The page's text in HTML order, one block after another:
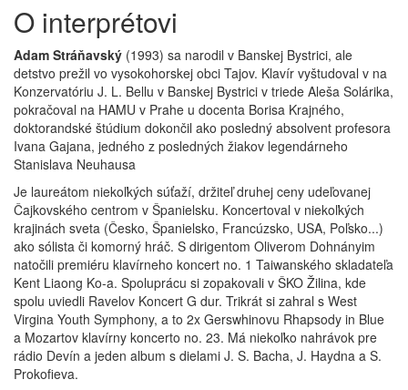
O interprétovi
Adam Stráňavský (1993) sa narodil v Banskej Bystrici, ale
detstvo prežil vo vysokohorskej obci Tajov. Klavír vyštudoval v na
Konzervatóriu J. L. Bellu v Banskej Bystrici v triede Aleša Solárika,
pokračoval na HAMU v Prahe u docenta Borisa Krajného,
doktorandské štúdium dokončil ako posledný absolvent profesora
Ivana Gajana, jedného z posledných žiakov legendárneho
Stanislava Neuhausa
Je laureátom niekoľkých súťaží, držiteľ druhej ceny udeľovanej
Čajkovského centrom v Španielsku. Koncertoval v niekoľkých
krajinách sveta (Česko, Španielsko, Francúzsko, USA, Poľsko...)
ako sólista či komorný hráč. S dirigentom Oliverom Dohnányim
natočili premiéru klavírneho koncert no. 1 Taiwanského skladateľa
Kent Liaong Ko-a. Spoluprácu si zopakovali v ŠKO Žilina, kde
spolu uviedli Ravelov Koncert G dur. Trikrát si zahral s West
Virgina Youth Symphony, a to 2x Gerswhinovu Rhapsody in Blue
a Mozartov klavírny koncerto no. 23. Má niekoľko nahrávok pre
rádio Devín a jeden album s dielami J. S. Bacha, J. Haydna a S.
Prokofieva.